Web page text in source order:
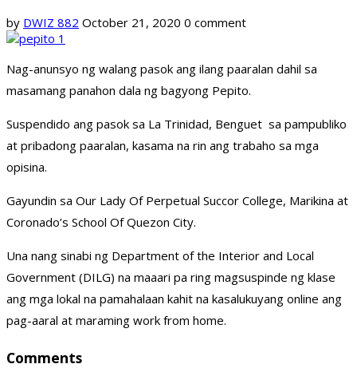
by DWIZ 882 October 21, 2020 0 comment
Nag-anunsyo ng walang pasok ang ilang paaralan dahil sa
masamang panahon dala ng bagyong Pepito.
Suspendido ang pasok sa La Trinidad, Benguet sa pampubliko
at pribadong paaralan, kasama na rin ang trabaho sa mga
opisina.
Gayundin sa Our Lady Of Perpetual Succor College, Marikina at
Coronado’s School Of Quezon City.
Una nang sinabi ng Department of the Interior and Local
Government (DILG) na maaari pa ring magsuspinde ng klase
ang mga lokal na pamahalaan kahit na kasalukuyang online ang
pag-aaral at maraming work from home.
Comments